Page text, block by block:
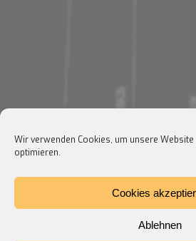
Wir verwenden Cookies, um unsere
optimieren.
Cookies
Ablehnen